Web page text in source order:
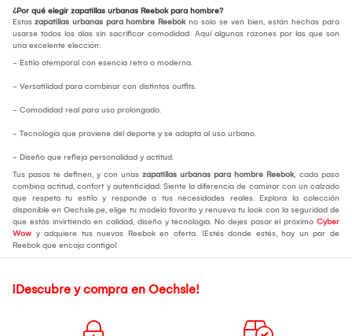
¿Por qué elegir zapatillas urbanas Reebok para hombre?
Estas zapatillas urbanas para hombre Reebokno solo se ven bien, están hechas para
usarse todos los días sin sacrificar comodidad. Aquí algunas razones por las que son
una excelente elección:
- Estilo atemporal con esencia retro o moderna.
- Versatilidad para combinar con distintos outfits.
- Comodidad real para uso prolongado.
- Tecnología que proviene del deporte y se adapta al uso urbano.
- Diseño que refleja personalidad y actitud.
Tus pasos te definen, y con unas zapatillas urbanas para hombre Reebok, cada paso
combina actitud, confort y autenticidad. Siente la diferencia de caminar con un calzado
que respeta tu estilo y responde a tus necesidades reales. Explora la colección
disponible en Oechsle.pe, elige tu modelo favorito y renueva tu look con la seguridad de
que estás invirtiendo en calidad, diseño y tecnología. No dejes pasar el próximo Cyber
Wow y adquiere tus nuevas Reebok en oferta. ¡Estés donde estés, hay un par de
Reebok que encaja contigo!
¡Descubre y compra en Oechsle!